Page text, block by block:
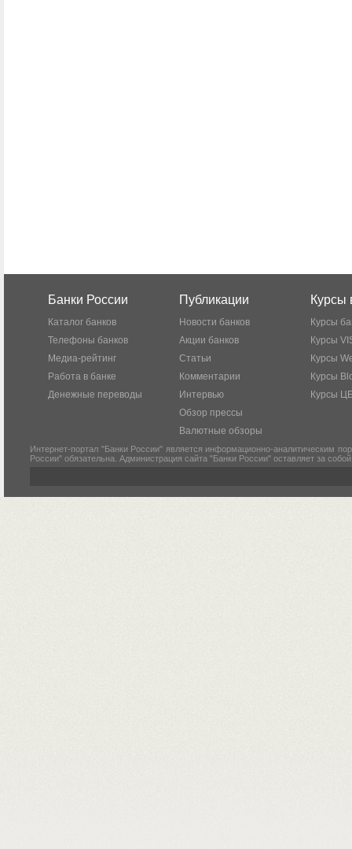
Банки России
Каталог банков
Телефоны банков
Медиа-рейтинг
Работа в банке
Денежные переводы
Публикации
Новости банков
Акции банков
Статьи
Комментарии
Интервью
Обзор прессы
Валютные обзоры
Курсы
Курсы
Курсы
Курсы
Курсы
Курсы
Интернет-портал "Банки России" является информационно-аналитическим
России" обязательна. Администрация сайта "Банки России" оставляет за